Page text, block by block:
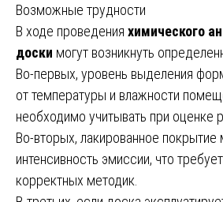
Возможные трудности
В ходе проведения химического
доски могут возникнуть
Во-первых, уровень выделения
от температуры и влажности
необходимо учитывать при оценке
Во-вторых, лакированное
интенсивность эмиссии, что
корректных методик.